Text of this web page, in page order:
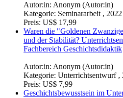
Autor:in: Anonym (Autor:in)
Kategorie: Seminararbeit , 2022
Preis: US$ 17,99
Waren die "Goldenen
und der Stabilität?
Fachbereich Geschichtsdidaktik
Autor:in: Anonym (Autor:in)
Kategorie: Unterrichtsentwurf ,
Preis: US$ 7,99
Geschichtsbewusstsein im